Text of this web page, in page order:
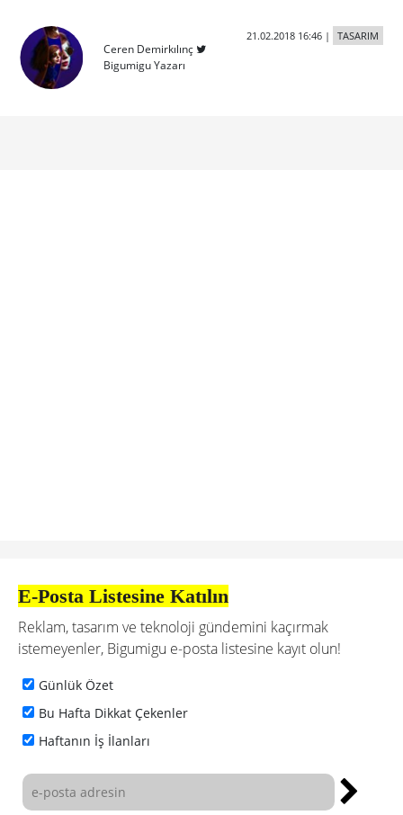
Ceren Demirkılınç
Bigumigu Yazarı
21.02.2018 16:46| TASARIM
E-Posta Listesine Katılın
Reklam, tasarım ve teknoloji gündemini kaçırmak
istemeyenler, Bigumigu e-posta listesine kayıt olun!
Günlük Özet
Bu Hafta Dikkat Çekenler
Haftanın İş İlanları